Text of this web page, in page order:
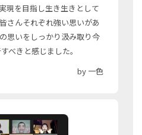
現を目指し生き生きとして
さんそれぞれ強い思いがあ
思いをしっかり汲み取り今
べきと感じました。
by 一色